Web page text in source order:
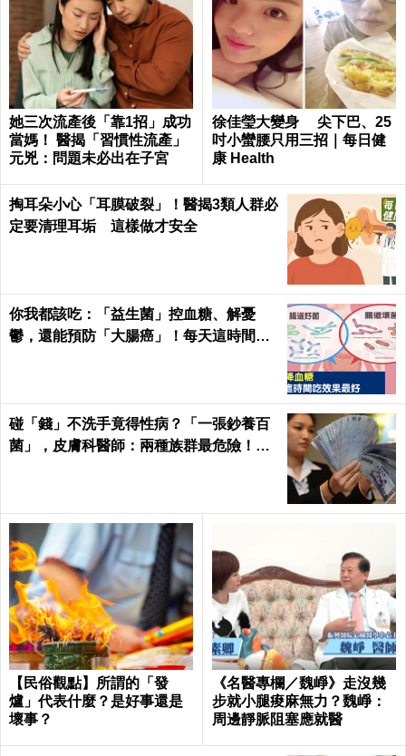
她三次流產後「靠1招」成功
當媽！ 醫揭「習慣性流產」
元兇：問題未必出在子宮
徐佳瑩大變身 尖下巴、25
吋小蠻腰只用三招｜每日健
康 Health
掏耳朵小心「耳膜破裂」！醫揭3類人群必
定要清理耳垢 這樣做才安全
你我都該吃：「益生菌」控血糖、解憂
鬱，還能預防「大腸癌」！每天這時間吃
碰「錢」不洗手竟得性病？「一張鈔養百
菌」，皮膚科醫師：兩種族群最危險！｜
【民俗觀點】所謂的「發
爐」代表什麼？是好事還是
壞事？
《名醫專欄／魏崢》走沒幾
步就小腿痠麻無力？魏崢：
周邊靜脈阻塞應就醫